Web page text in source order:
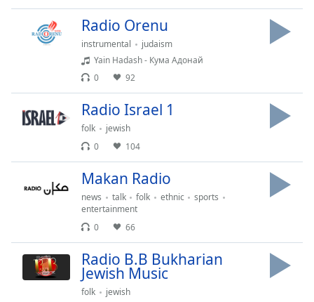
Radio Orenu
instrumental
judaism
Yain Hadash - Кума Адонай
0
92
Radio Israel 1
folk
jewish
0
104
Makan Radio
news talk folk ethnic
sports
entertainment
0
66
Radio B.B Bukharian
Jewish Music
folk
jewish